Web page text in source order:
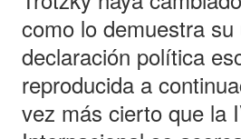
como lo demuestra su
declaración política
reproducida a
vez más cierto que la